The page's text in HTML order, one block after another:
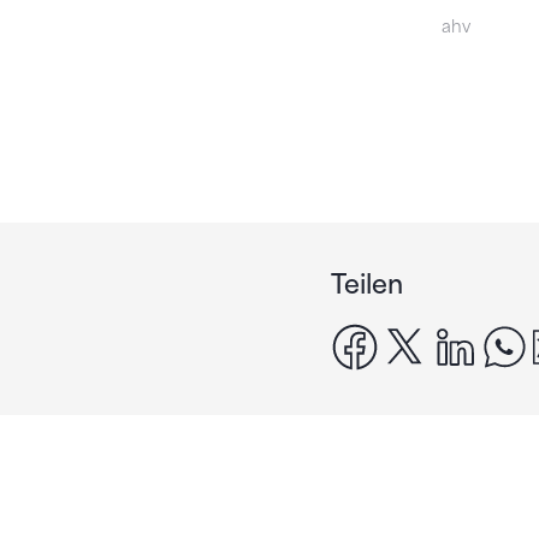
ahv
Teilen
facebook
x